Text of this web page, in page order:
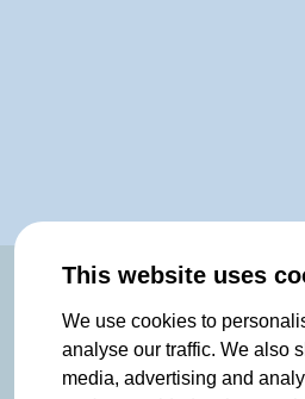
This website uses
We use cookies to
analyse our traffic. We also
media, advertising and